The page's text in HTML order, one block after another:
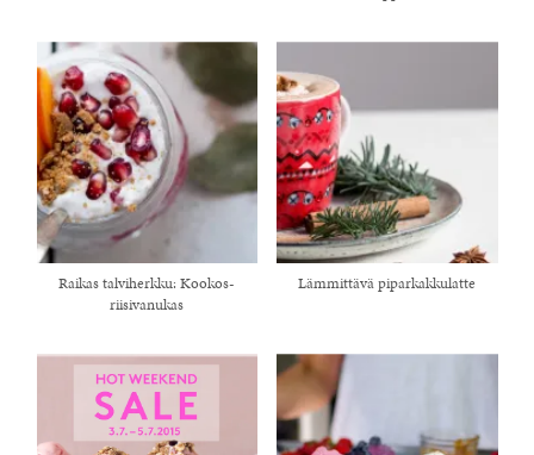
Raikas talviherkku: Kookos-
riisivanukas
Lämmittävä piparkakkulatte